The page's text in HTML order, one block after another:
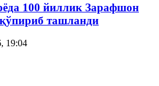
100 йиллик Зарафшон
ташланди
19:04